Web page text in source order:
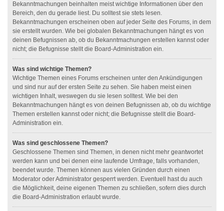
Bekanntmachungen beinhalten meist wichtige Informationen über den
Bereich, den du gerade liest. Du solltest sie stets lesen.
Bekanntmachungen erscheinen oben auf jeder Seite des Forums, in dem
sie erstellt wurden. Wie bei globalen Bekanntmachungen hängt es von
deinen Befugnissen ab, ob du Bekanntmachungen erstellen kannst oder
nicht; die Befugnisse stellt die Board-Administration ein.
Was sind wichtige Themen?
Wichtige Themen eines Forums erscheinen unter den Ankündigungen
und sind nur auf der ersten Seite zu sehen. Sie haben meist einen
wichtigen Inhalt, weswegen du sie lesen solltest. Wie bei den
Bekanntmachungen hängt es von deinen Befugnissen ab, ob du wichtige
Themen erstellen kannst oder nicht; die Befugnisse stellt die Board-
Administration ein.
Was sind geschlossene Themen?
Geschlossene Themen sind Themen, in denen nicht mehr geantwortet
werden kann und bei denen eine laufende Umfrage, falls vorhanden,
beendet wurde. Themen können aus vielen Gründen durch einen
Moderator oder Administrator gesperrt werden. Eventuell hast du auch
die Möglichkeit, deine eigenen Themen zu schließen, sofern dies durch
die Board-Administration erlaubt wurde.